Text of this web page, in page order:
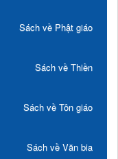
Sách về Phật giáo
Sách về Thiền
Sách về Tôn giáo
Sách về Văn bia